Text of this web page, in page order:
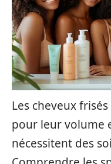
Les cheveux
pour leur volume
nécessitent des